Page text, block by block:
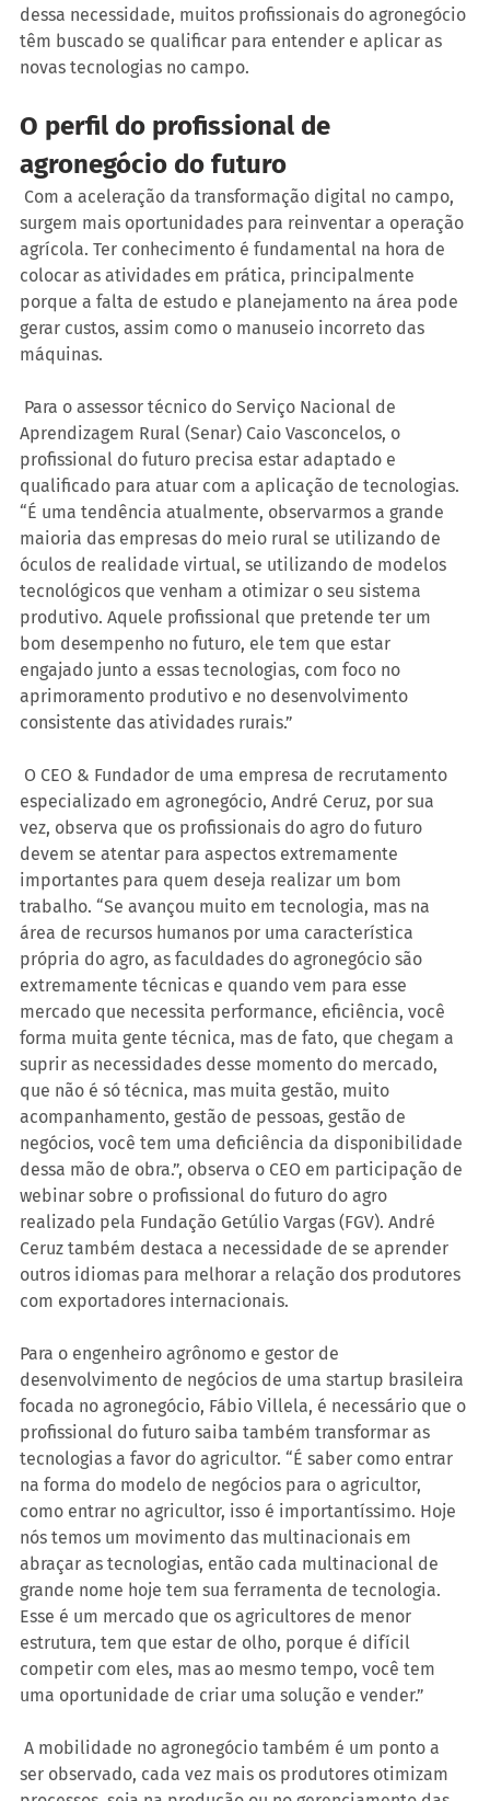
dessa necessidade, muitos profissionais do agronegócio
têm buscado se qualificar para entender e aplicar as
novas tecnologias no campo.
O perfil do profissional de
agronegócio do futuro
surgem mais oportunidades para reinventar a operação
agrícola. Ter conhecimento é fundamental na hora de
colocar as atividades em prática, principalmente
porque a falta de estudo e planejamento na área pode
gerar custos, assim como o manuseio incorreto das
máquinas.
Aprendizagem Rural (Senar) Caio Vasconcelos, o
profissional do futuro precisa estar adaptado e
qualificado para atuar com a aplicação de tecnologias.
“É uma tendência atualmente, observarmos a grande
maioria das empresas do meio rural se utilizando de
óculos de realidade virtual, se utilizando de modelos
tecnológicos que venham a otimizar o seu sistema
produtivo. Aquele profissional que pretende ter um
bom desempenho no futuro, ele tem que estar
engajado junto a essas tecnologias, com foco no
aprimoramento produtivo e no desenvolvimento
consistente das atividades rurais.”
especializado em agronegócio, André Ceruz, por sua
vez, observa que os profissionais do agro do futuro
devem se atentar para aspectos extremamente
importantes para quem deseja realizar um bom
trabalho. “Se avançou muito em tecnologia, mas na
área de recursos humanos por uma característica
própria do agro, as faculdades do agronegócio são
extremamente técnicas e quando vem para esse
mercado que necessita performance, eficiência, você
forma muita gente técnica, mas de fato, que chegam a
suprir as necessidades desse momento do mercado,
que não é só técnica, mas muita gestão, muito
acompanhamento, gestão de pessoas, gestão de
negócios, você tem uma deficiência da disponibilidade
dessa mão de obra.”, observa o CEO em participação de
webinar sobre o profissional do futuro do agro
realizado pela Fundação Getúlio Vargas (FGV). André
Ceruz também destaca a necessidade de se aprender
outros idiomas para melhorar a relação dos produtores
com exportadores internacionais.
Para o engenheiro agrônomo e gestor de
desenvolvimento de negócios de uma startup brasileira
focada no agronegócio, Fábio Villela, é necessário que o
profissional do futuro saiba também transformar as
tecnologias a favor do agricultor. “É saber como entrar
na forma do modelo de negócios para o agricultor,
como entrar no agricultor, isso é importantíssimo. Hoje
nós temos um movimento das multinacionais em
abraçar as tecnologias, então cada multinacional de
grande nome hoje tem sua ferramenta de tecnologia.
Esse é um mercado que os agricultores de menor
estrutura, tem que estar de olho, porque é difícil
competir com eles, mas ao mesmo tempo, você tem
uma oportunidade de criar uma solução e vender.”
ser observado, cada vez mais os produtores otimizam